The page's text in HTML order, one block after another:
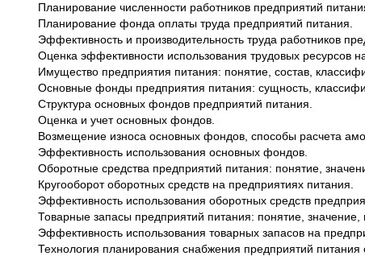
Планирование численности работников предприятий
Планирование фонда оплаты труда предприятий питания.
Эффективность и производительность труда работников
Оценка эффективности использования трудовых ресурсов
Имущество предприятия питания: понятие, состав,
Основные фонды предприятия питания: сущность,
Структура основных фондов предприятий питания.
Оценка и учет основных фондов.
Возмещение износа основных фондов, способы расчета
Эффективность использования основных фондов.
Оборотные средства предприятий питания: понятие,
Кругооборот оборотных средств на предприятиях питания.
Эффективность использования оборотных средств
Товарные запасы предприятий питания: понятие, значение,
Эффективность использования товарных запасов на
Технология планирования снабжения предприятий питания